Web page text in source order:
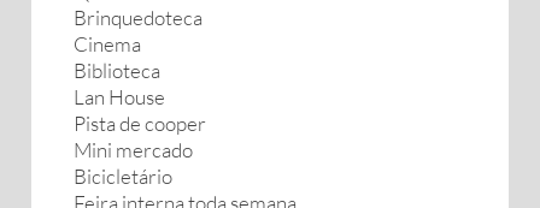
Brinquedoteca
Cinema
Biblioteca
Lan House
Pista de cooper
Mini mercado
Bicicletário
Feira interna toda semana